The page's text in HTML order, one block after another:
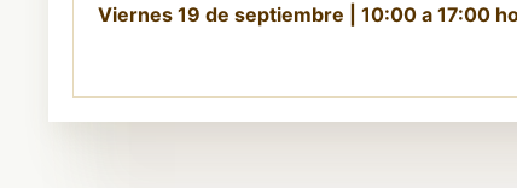
Viernes 19 de septiembre | 10:00 a 17:00